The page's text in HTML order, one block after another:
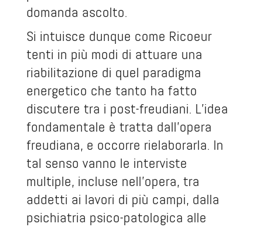
domanda ascolto.
Si intuisce dunque come Ricoeur
tenti in più modi di attuare una
riabilitazione di quel paradigma
energetico che tanto ha fatto
discutere tra i post-freudiani. L’idea
fondamentale è tratta dall’opera
freudiana, e occorre rielaborarla. In
tal senso vanno le interviste
multiple, incluse nell’opera, tra
addetti ai lavori di più campi, dalla
psichiatria psico-patologica alle